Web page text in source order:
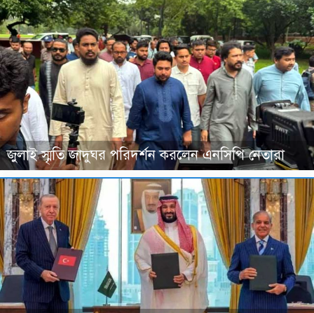
জুলাই স্মৃতি জাদুঘর পরিদর্শন করলেন এনসিপি নেতারা